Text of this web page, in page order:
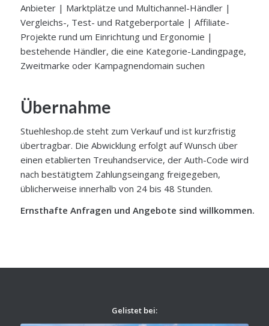
Anbieter | Marktplätze und Multichannel-Händler |
Vergleichs-, Test- und Ratgeberportale | Affiliate-
Projekte rund um Einrichtung und Ergonomie |
bestehende Händler, die eine Kategorie-Landingpage,
Zweitmarke oder Kampagnendomain suchen
Übernahme
Stuehleshop.de steht zum Verkauf und ist kurzfristig
übertragbar. Die Abwicklung erfolgt auf Wunsch über
einen etablierten Treuhandservice, der Auth-Code wird
nach bestätigtem Zahlungseingang freigegeben,
üblicherweise innerhalb von 24 bis 48 Stunden.
Ernsthafte Anfragen und Angebote sind willkommen.
Gelistet bei: